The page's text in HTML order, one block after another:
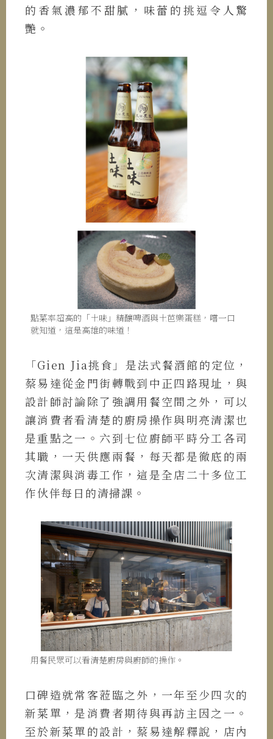
的香氣濃郁不甜膩，味蕾的挑逗令人驚
艷。
點菜率超高的「土味」精釀啤酒與土芭樂蛋糕，嚐一口
就知道，這是高雄的味道！
「Gien Jia挑食」是法式餐酒館的定位，
蔡易達從金門街轉戰到中正四路現址，與
設計師討論除了強調用餐空間之外，可以
讓消費者看清楚的廚房操作與明亮清潔也
是重點之一。六到七位廚師平時分工各司
其職，一天供應兩餐，每天都是徹底的兩
次清潔與消毒工作，這是全店二十多位工
作伙伴每日的清掃課。
用餐民眾可以看清楚廚房與廚師的操作。
口碑造就常客蒞臨之外，一年至少四次的
新菜單，是消費者期待與再訪主因之一。
至於新菜單的設計，蔡易達解釋說，店內